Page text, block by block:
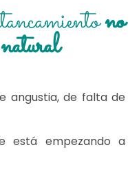
no
angustia, de falta de
está empezando a